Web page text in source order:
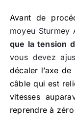
Avant de
moyeu Sturmey
que la tension
vous devez
décaler l’axe
câble qui est
vitesses
reprendre à